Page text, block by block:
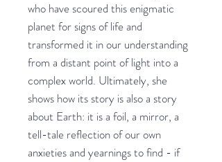
who have scoured this enigmatic
planet for signs of life and
transformed it in our understanding
from a distant point of light into a
complex world. Ultimately, she
shows how its story is also a story
about Earth: it is a foil, a mirror, a
tell-tale reflection of our own
anxieties and yearnings to find - if